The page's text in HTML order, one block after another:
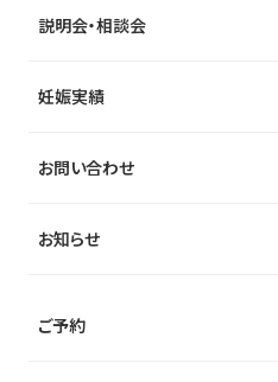
説明会・相談会
妊娠実績
お問い合わせ
お知らせ
ご予約